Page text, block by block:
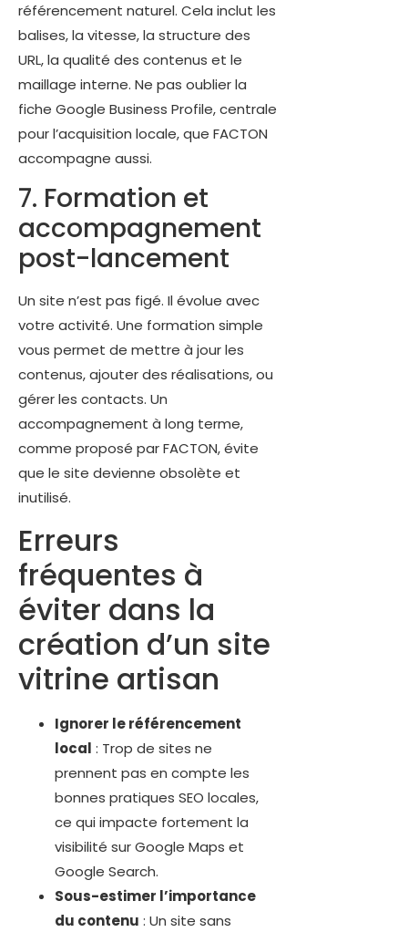
référencement naturel. Cela inclut les
balises, la vitesse, la structure des
URL, la qualité des contenus et le
maillage interne. Ne pas oublier la
fiche Google Business Profile, centrale
pour l’acquisition locale, que FACTON
accompagne aussi.
7. Formation et
accompagnement
post-lancement
Un site n’est pas figé. Il évolue avec
votre activité. Une formation simple
vous permet de mettre à jour les
contenus, ajouter des réalisations, ou
gérer les contacts. Un
accompagnement à long terme,
comme proposé par FACTON, évite
que le site devienne obsolète et
inutilisé.
Erreurs
fréquentes à
éviter dans la
création d’un site
vitrine artisan
Ignorer le référencement
local : Trop de sites ne
prennent pas en compte les
bonnes pratiques SEO locales,
ce qui impacte fortement la
visibilité sur Google Maps et
Google Search.
Sous-estimer l’importance
du contenu : Un site sans